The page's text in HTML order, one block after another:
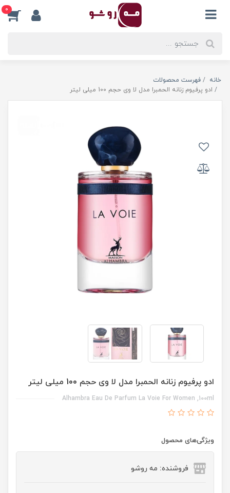
0
خانه
فهرست محصولات
ادو پرفیوم زنانه الحمبرا مدل لا وی حجم 100 میلی لیتر
ادو پرفیوم زنانه الحمبرا مدل لا وی حجم 100 میلی لیتر
Alhambra Eau De Parfum La Voie For Women ,100ml
ویژگی‌های محصول
فروشنده: مه رو‌شو